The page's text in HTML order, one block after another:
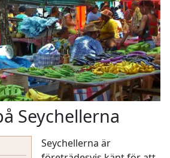
Seychellerna
Seychellerna är